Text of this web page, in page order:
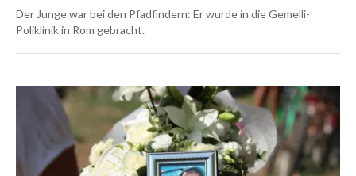
Der Junge war bei den Pfadfindern: Er wurde in die Gemelli-
Poliklinik in Rom gebracht.